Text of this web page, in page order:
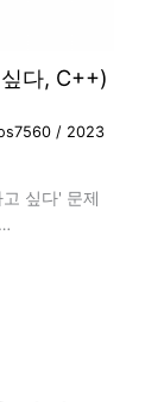
다, C++)
/ 2023
싶다' 문제